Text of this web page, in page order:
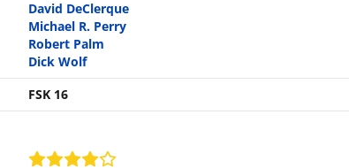
David DeClerque
Michael R. Perry
Robert Palm
Dick Wolf
FSK 16